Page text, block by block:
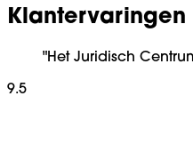
Klantervaringen
"Het Juridisch
9.5